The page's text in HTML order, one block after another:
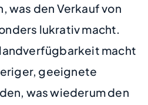
was den Verkauf von
lukrativ macht.
macht
geeignete
was wiederum den